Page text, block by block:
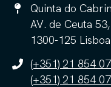
Quinta do
AV. de Ceuta
1300-125 Lisboa
(+351) 21 854
(+351) 21 854